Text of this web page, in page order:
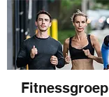
Fitnessgroep